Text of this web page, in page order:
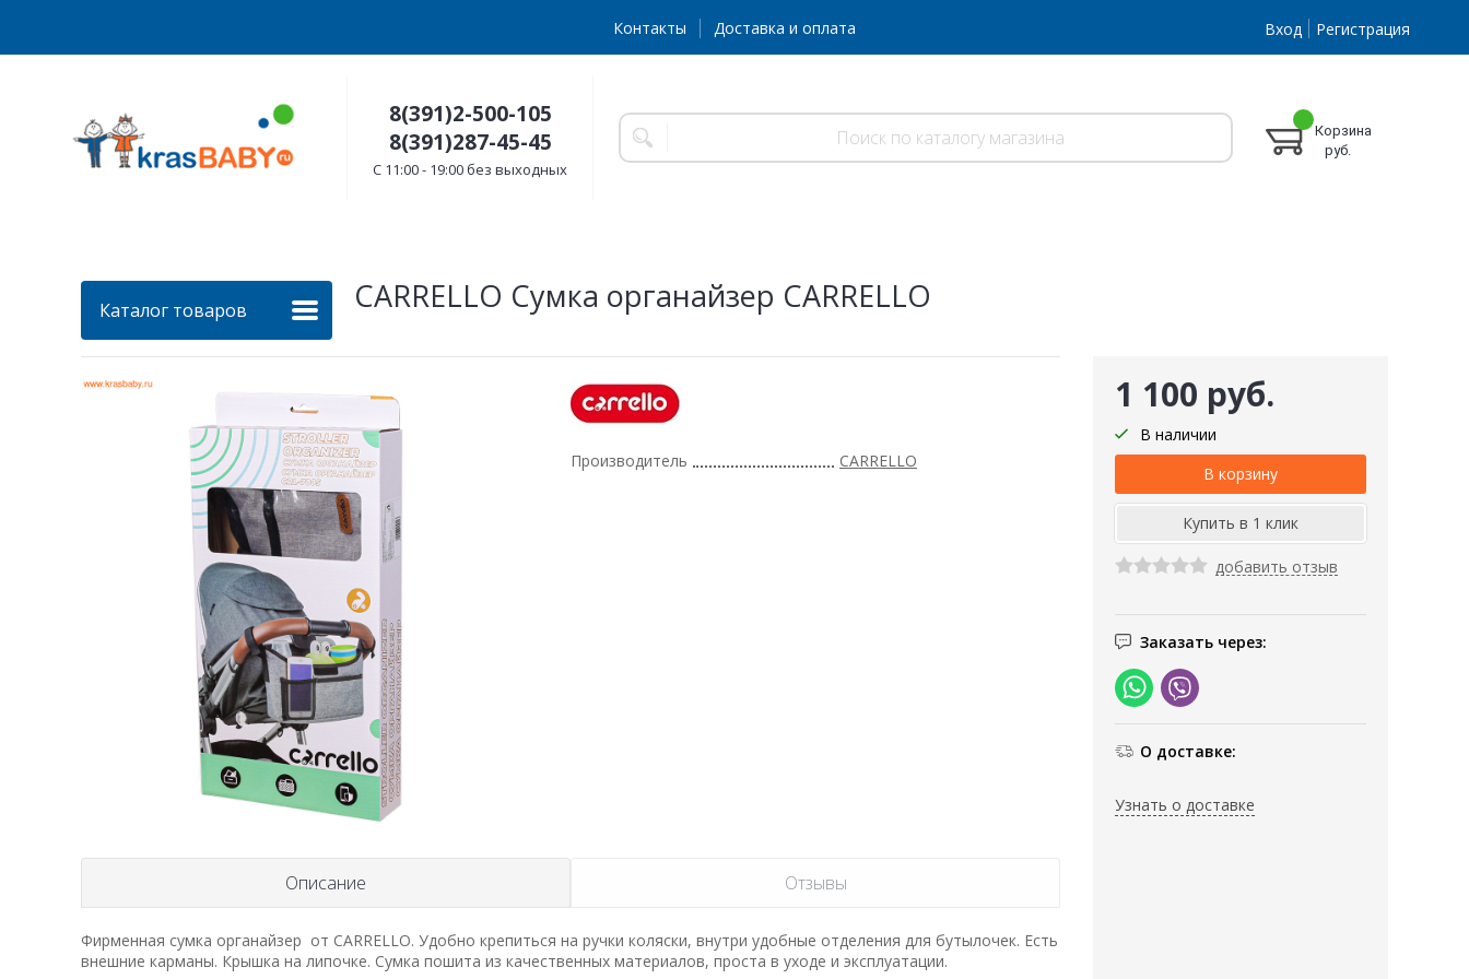
Контакты Доставка и оплата Вход Регистрация
8(391)2-500-105
8(391)287-45-45
C 11:00 - 19:00 без выходных
Корзина
руб.
Каталог товаров CARRELLO Сумка органайзер CARRELLO
1 100 руб.
В наличии
добавить отзыв
Заказать через:
О доставке:
Узнать о доставке
Производитель CARRELLO
Описание Отзывы
Фирменная сумка органайзер от CARRELLO. Удобно крепиться на ручки коляски, внутри удобные отделения для бутылочек. Есть
внешние карманы. Крышка на липочке. Сумка пошита из качественных материалов, проста в уходе и эксплуатации.